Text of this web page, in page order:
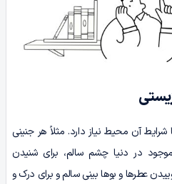
آن محیط نیاز دارد. مثلاً هر جنینی
در دنیا چشم سالم، برای شنیدن
عطرها و بوها بینی سالم و برای درک و